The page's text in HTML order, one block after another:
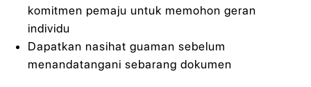
komitmen pemaju untuk memohon geran
individu
Dapatkan nasihat guaman sebelum
menandatangani sebarang dokumen